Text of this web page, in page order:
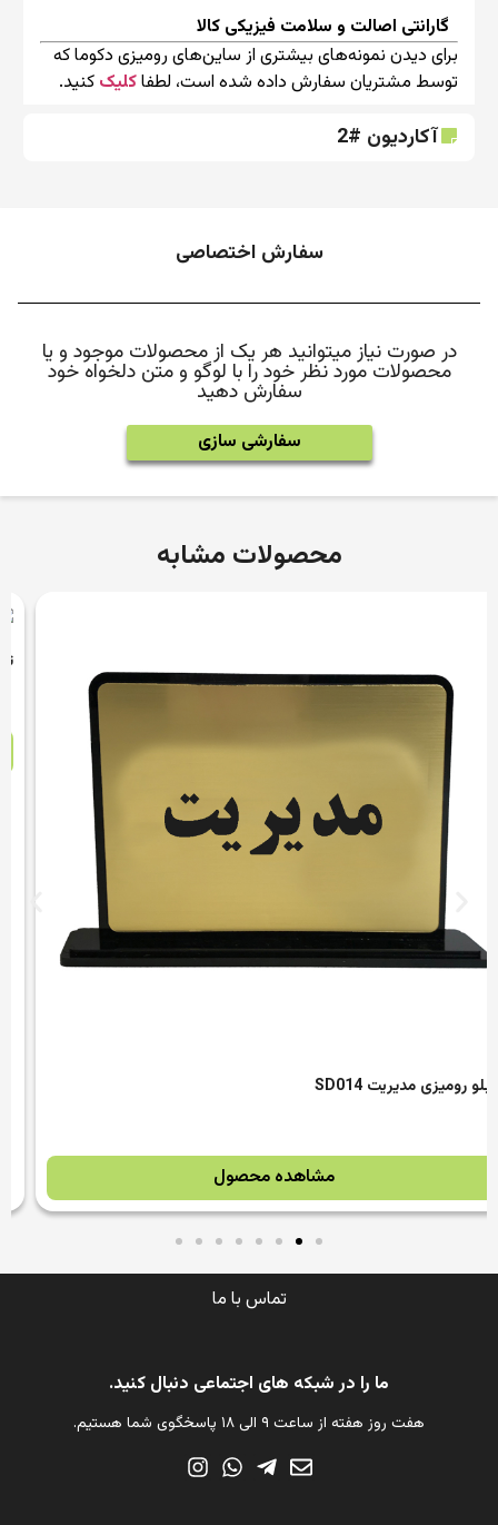
گارانتی اصالت و سلامت فیزیکی کالا
برای دیدن نمونه‌های بیشتری از ساین‌های رومیزی دکوما که
توسط مشتریان سفارش داده شده است، لطفاکلیک کنید.
آکاردیون #2
سفارش اختصاصی
در صورت نیاز میتوانید هر یک از محصولات موجود و یا
محصولات مورد نظر خود را با لوگو و متن دلخواه خود
سفارش دهید
سفارشی سازی
محصولات مشابه
مشاهده محصول
تماس با ما
ما را در شبکه های اجتماعی دنبال کنید.
هفت روز هفته از ساعت ۹ الی ۱۸ پاسخگوی شما هستیم.